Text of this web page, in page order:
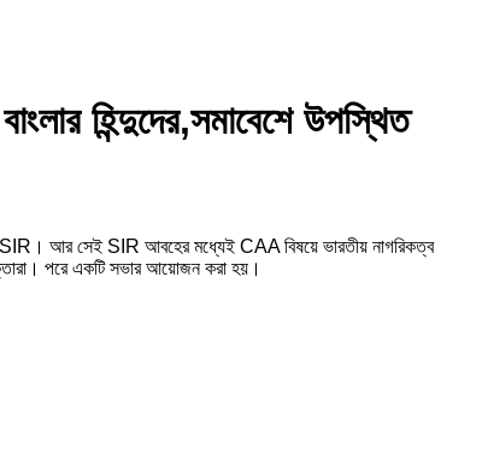
হিন্দুদের,সমাবেশে উপস্থিত
SIR। আর সেই SIR আবহের মধ্যেই CAA বিষয়ে ভারতীয় নাগরিকত্ব
পরে একটি সভার আয়োজন করা হয়।